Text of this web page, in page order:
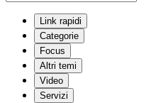
Link rapidi
Categorie
Focus
Altri temi
Video
Servizi